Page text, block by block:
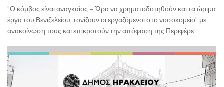
"Ο κόμβος είναι αναγκαίος – Ώρα να χρηματοδοτηθούν και τα ώριμα
έργα του Βενιζελείου, τονίζουν οι εργαζόμενοι στο νοσοκομείο" με
ανακοίνωση τους και επικροτούν την απόφαση της Περιφέρε